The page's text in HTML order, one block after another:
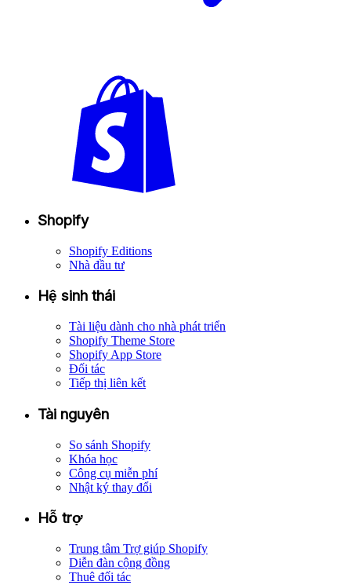
Shopify
Shopify Editions
Nhà đầu tư
Hệ sinh thái
Tài liệu dành cho nhà phát triển
Shopify Theme Store
Shopify App Store
Đối tác
Tiếp thị liên kết
Tài nguyên
So sánh Shopify
Khóa học
Công cụ miễn phí
Nhật ký thay đổi
Hỗ trợ
Trung tâm Trợ giúp Shopify
Diễn đàn cộng đồng
Thuê đối tác